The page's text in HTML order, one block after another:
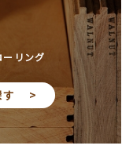
リング
す >